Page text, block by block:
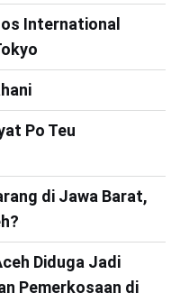
International
Po Teu
di Jawa Barat,
Diduga Jadi
Pemerkosaan di